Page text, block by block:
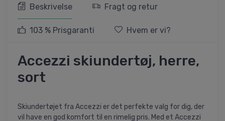
Beskrivelse Fragt og retur
103 % Prisgaranti Hvem er vi?
Accezzi skiundertøj, herre,
sort
Skiundertøjet fra Accezzi er det perfekte valg for dig, der
vil have en god komfort til en rimelig pris. Med et Accezzi